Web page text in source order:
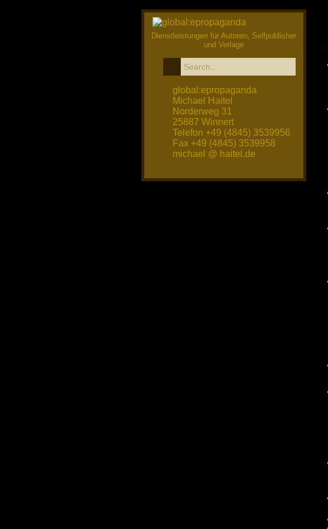
Dienstleistungen für Autoren, Selfpublisher
und Verlage
global:epropaganda
Michael Haitel
Norderweg 31
25887 Winnert
Telefon +49 (4845) 3539956
Fax +49 (4845) 3539958
michael @ haitel.de